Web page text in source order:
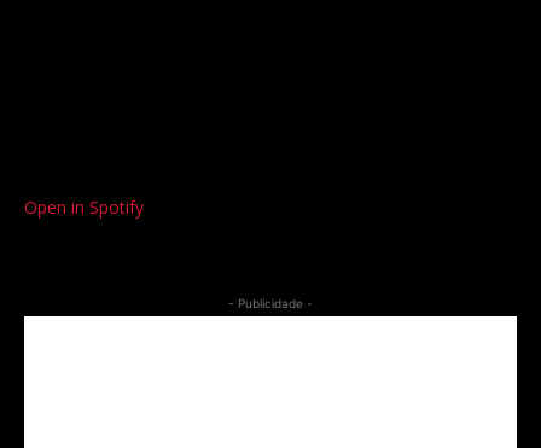
Open in Spotify
- Publicidade -